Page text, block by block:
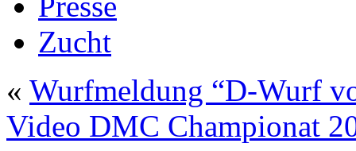
Zucht
« Wurfmeldung “D-Wurf
Video DMC Championat